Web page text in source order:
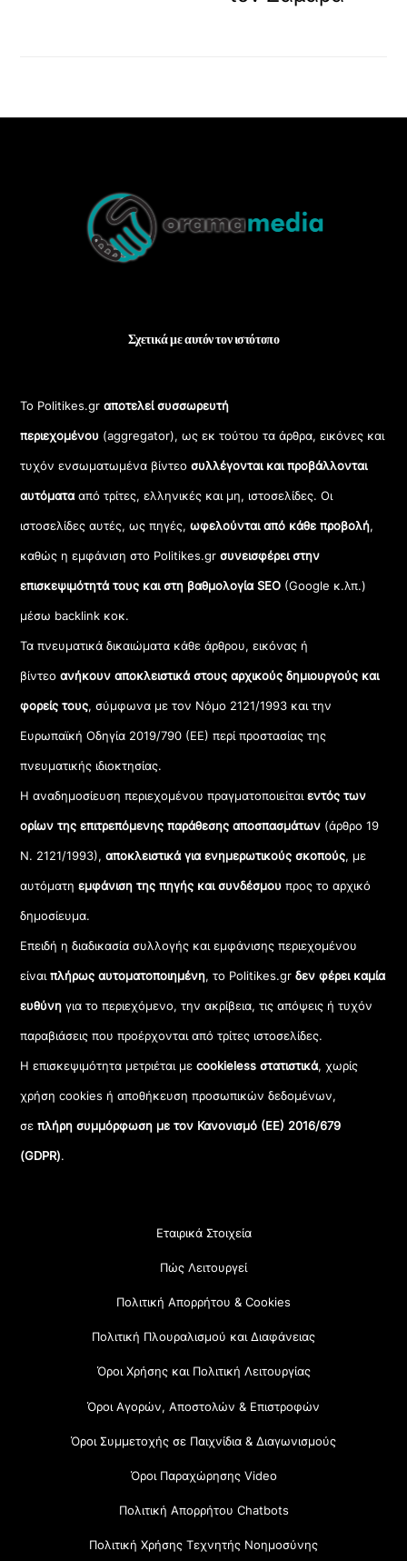
Top
Σχετικά με αυτόν τον ιστότοπο
Το Politikes.grαποτελεί συσσωρευτή
περιεχομένου (aggregator), ως εκ τούτου τα άρθρα, εικόνες και
τυχόν ενσωματωμένα βίντεοσυλλέγονται και προβάλλονται
αυτόματααπό τρίτες, ελληνικές και μη, ιστοσελίδες. Οι
ιστοσελίδες αυτές, ως πηγές,ωφελούνται από κάθε προβολή,
καθώς η εμφάνιση στο Politikes.gr συνεισφέρει στην
επισκεψιμότητά τους και στη βαθμολογία SEO (Google κ.λπ.)
μέσω backlink κοκ.
Τα πνευματικά δικαιώματα κάθε άρθρου, εικόνας ή
βίντεοανήκουν αποκλειστικά στους αρχικούς δημιουργούς και
φορείς τους, σύμφωνα με τον Νόμο 2121/1993 και την
Ευρωπαϊκή Οδηγία 2019/790 (ΕΕ) περί προστασίας της
πνευματικής ιδιοκτησίας.
Η αναδημοσίευση περιεχομένου πραγματοποιείταιεντός των
ορίων της επιτρεπόμενης παράθεσης αποσπασμάτων (άρθρο 19
Ν. 2121/1993), αποκλειστικά για ενημερωτικούς σκοπούς, με
αυτόματηεμφάνιση της πηγής και συνδέσμου προς το αρχικό
δημοσίευμα.
Επειδή η διαδικασία συλλογής και εμφάνισης περιεχομένου
είναιπλήρως αυτοματοποιημένη, το Politikes.grδεν φέρει καμία
ευθύνη για το περιεχόμενο, την ακρίβεια, τις απόψεις ή τυχόν
παραβιάσεις που προέρχονται από τρίτες ιστοσελίδες.
Η επισκεψιμότητα μετριέται μεcookieless στατιστικά, χωρίς
χρήση cookies ή αποθήκευση προσωπικών δεδομένων,
σεπλήρη συμμόρφωση με τον Κανονισμό (ΕΕ) 2016/679
(GDPR).
Εταιρικά Στοιχεία
Πώς Λειτουργεί
Πολιτική Απορρήτου & Cookies
Πολιτική Πλουραλισμού και Διαφάνειας
Όροι Χρήσης και Πολιτική Λειτουργίας
Όροι Αγορών, Αποστολών & Επιστροφών
Όροι Συμμετοχής σε Παιχνίδια & Διαγωνισμούς
Όροι Παραχώρησης Video
Πολιτική Απορρήτου Chatbots
Πολιτική Χρήσης Τεχνητής Νοημοσύνης